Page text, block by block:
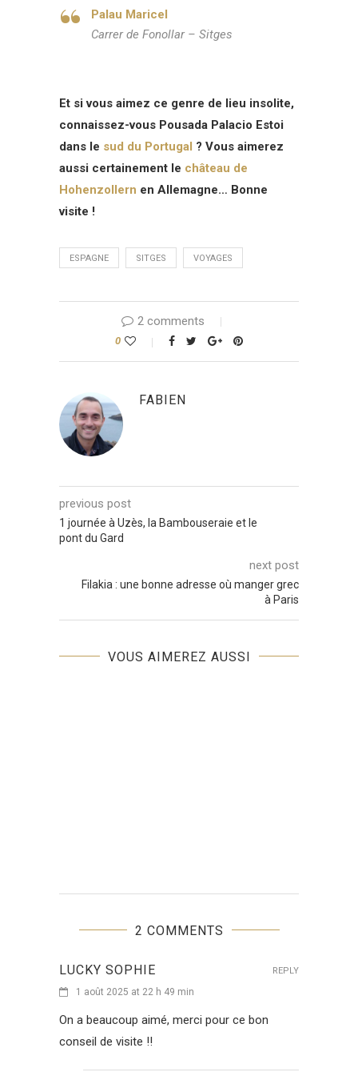
Palau Maricel
Carrer de Fonollar – Sitges
Et si vous aimez ce genre de lieu insolite,
connaissez-vous Pousada Palacio Estoi
dans le sud du Portugal ? Vous aimerez
aussi certainement le château de
Hohenzollern en Allemagne… Bonne
visite !
ESPAGNE SITGES VOYAGES
2 comments
0
FABIEN
previous post
1 journée à Uzès, la Bambouseraie et le
pont du Gard
next post
Filakia : une bonne adresse où manger grec
à Paris
VOUS AIMEREZ AUSSI
2 COMMENTS
LUCKY SOPHIE
1 août 2025 at 22 h 49 min
On a beaucoup aimé, merci pour ce bon
conseil de visite !!
REPLY